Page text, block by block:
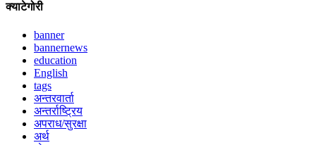
क्याटेगोरी
banner
bannernews
education
English
tags
अन्तरवार्ता
अन्तर्राष्ट्रिय
अपराध/सुरक्षा
अर्थ